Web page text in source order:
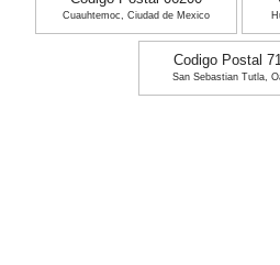
Cuauhtemoc, Ciudad de Mexico
Codigo Postal
San Sebastian Tutla,